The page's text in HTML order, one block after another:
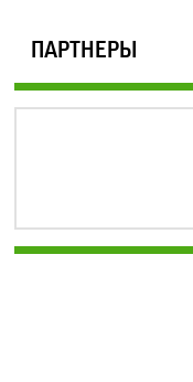
ПАРТНЕРЫ